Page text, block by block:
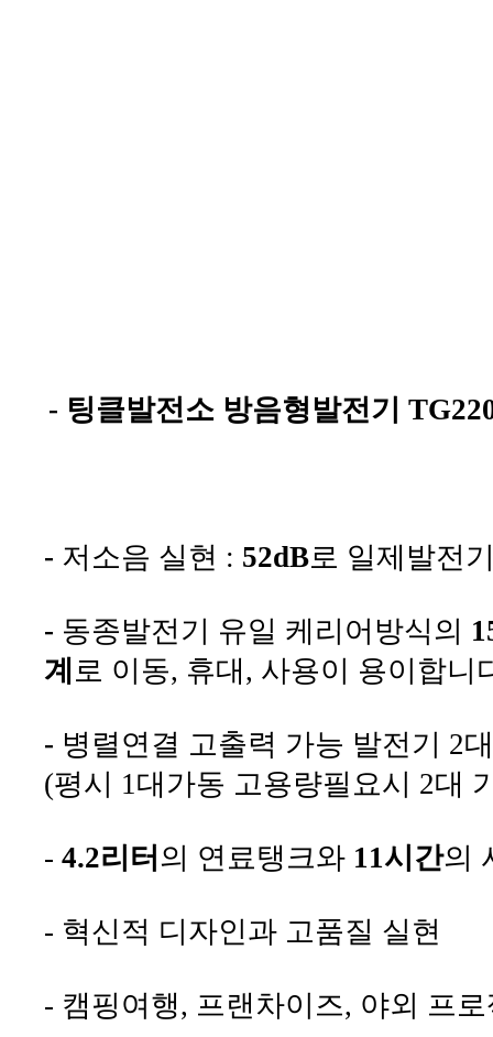
- 팅클발전소 방음형발전기
- 저소음 실현 : 52dB로 일제발전
- 동종발전기 유일 케리어방식의
계 로 이동, 휴대, 사용이 용이합니
- 병렬연결 고출력 가능 발전기 2
(평시 1대가동 고용량필요시 2대
- 4.2리터 의 연료탱크와 11시간의
- 혁신적 디자인과 고품질 실현
- 캠핑여행, 프랜차이즈, 야외 프